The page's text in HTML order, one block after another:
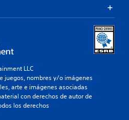
LLC
juegos, nombres y/o imágenes
arte e imágenes asociadas
con derechos de autor de
los derechos